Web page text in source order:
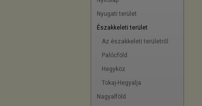
Nyugati terület
Északkeleti terület
Az északkeleti területről
Palócföld
Hegyköz
Tokaj-Hegyalja
Nagyalföld